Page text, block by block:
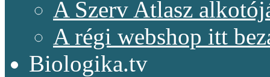
A Szerv Atlasz
A régi webshop itt
Biologika.tv